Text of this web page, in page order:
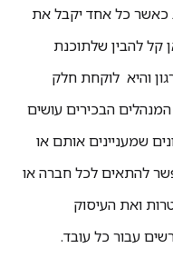
כל אחד יקבל את
קל להבין שלתוכנת
והיא לוקחת חלק
הבכירים עושים
שמעניינים אותם או
להתאים לכל חברה או
ואת העיסוק
עבור כל עובד.